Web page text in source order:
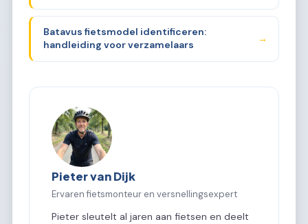
Batavus fietsmodel identificeren:
handleiding voor verzamelaars
→
Pieter van Dijk
Ervaren fietsmonteur en versnellingsexpert
Pieter sleutelt al jaren aan fietsen en deelt